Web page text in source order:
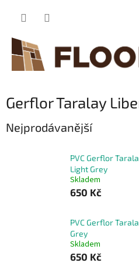
Gerflor Taralay
Nejprodávanější
PVC Gerflor
Light Grey
Skladem
650 Kč
PVC Gerflor
Grey
Skladem
650 Kč